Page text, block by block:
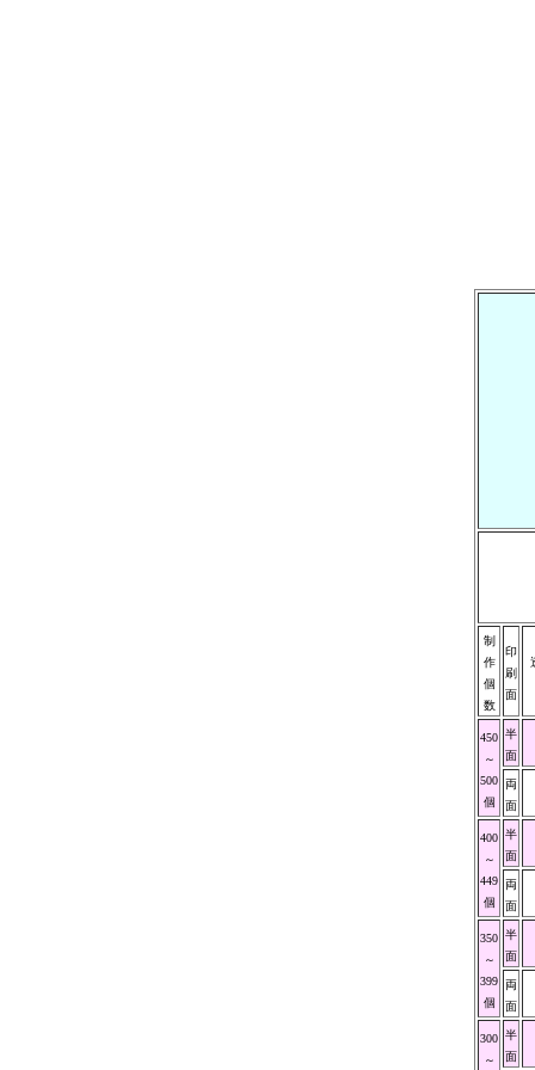
制
作
個
数
印
刷
面
450
～
500
個
半
面
両
面
400
～
449
個
半
面
両
面
350
～
399
個
半
面
両
面
300
～
半
面